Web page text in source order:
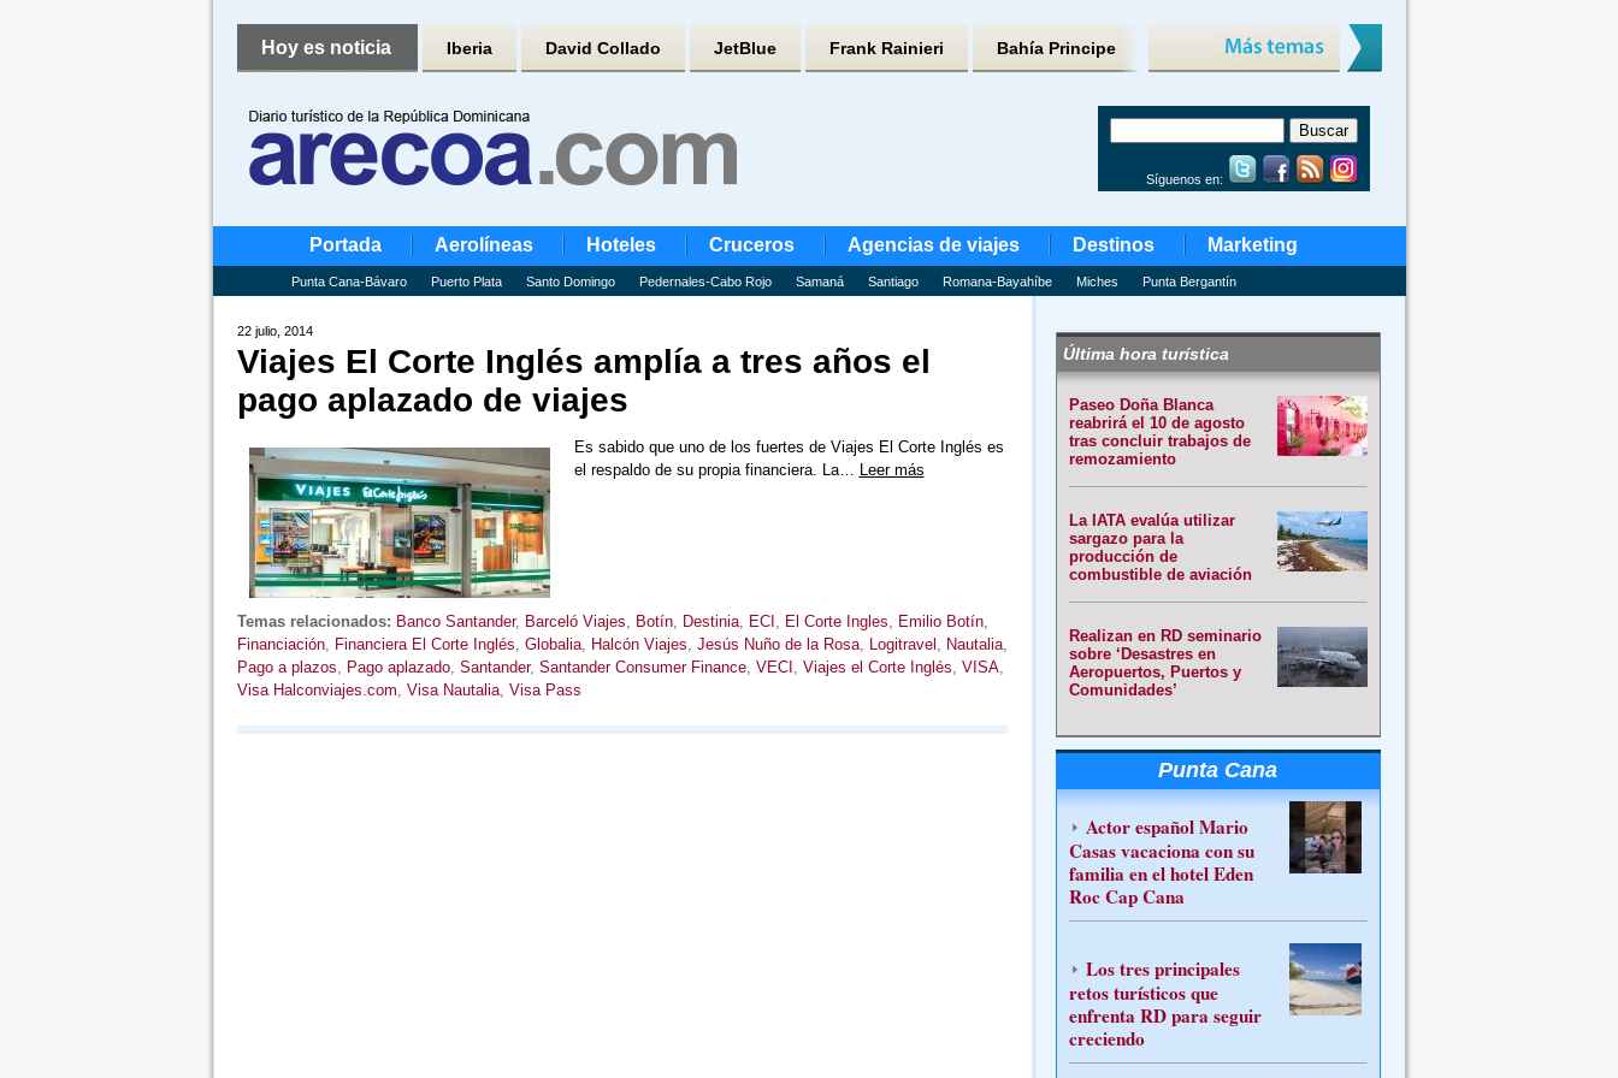
Hoy es noticia Iberia David Collado JetBlue Frank Rainieri Bahía Principe
Síguenos en:
Portada Aerolíneas Hoteles Cruceros Agencias de viajes Destinos Marketing
Punta Cana-Bávaro Puerto Plata Santo Domingo Pedernales-Cabo Rojo Samaná Santiago Romana-Bayahíbe Miches Punta Bergantín
22 julio, 2014
Viajes El Corte Inglés amplía a tres años el
pago aplazado de viajes
Es sabido que uno de los fuertes de Viajes El Corte Inglés es
el respaldo de su propia financiera. La… Leer más
Temas relacionados: Banco Santander, Barceló Viajes, Botín, Destinia, ECI , El Corte Ingles, Emilio Botín,
Financiación, Financiera El Corte Inglés, Globalia, Halcón Viajes, Jesús Nuño de la Rosa, Logitravel , Nautalia,
Pago a plazos, Pago aplazado, Santander, Santander Consumer Finance, VECI , Viajes el Corte Inglés, VISA,
Visa Halconviajes.com, Visa Nautalia, Visa Pass
Última hora turística
Paseo Doña Blanca
reabrirá el 10 de agosto
tras concluir trabajos de
remozamiento
La IATA evalúa utilizar
sargazo para la
producción de
combustible de aviación
Realizan en RD seminario
sobre ‘Desastres en
Aeropuertos, Puertos y
Comunidades’
Punta Cana
Actor español Mario
Casas vacaciona con su
familia en el hotel Eden
Roc Cap Cana
Los tres principales
retos turísticos que
enfrenta RD para seguir
creciendo